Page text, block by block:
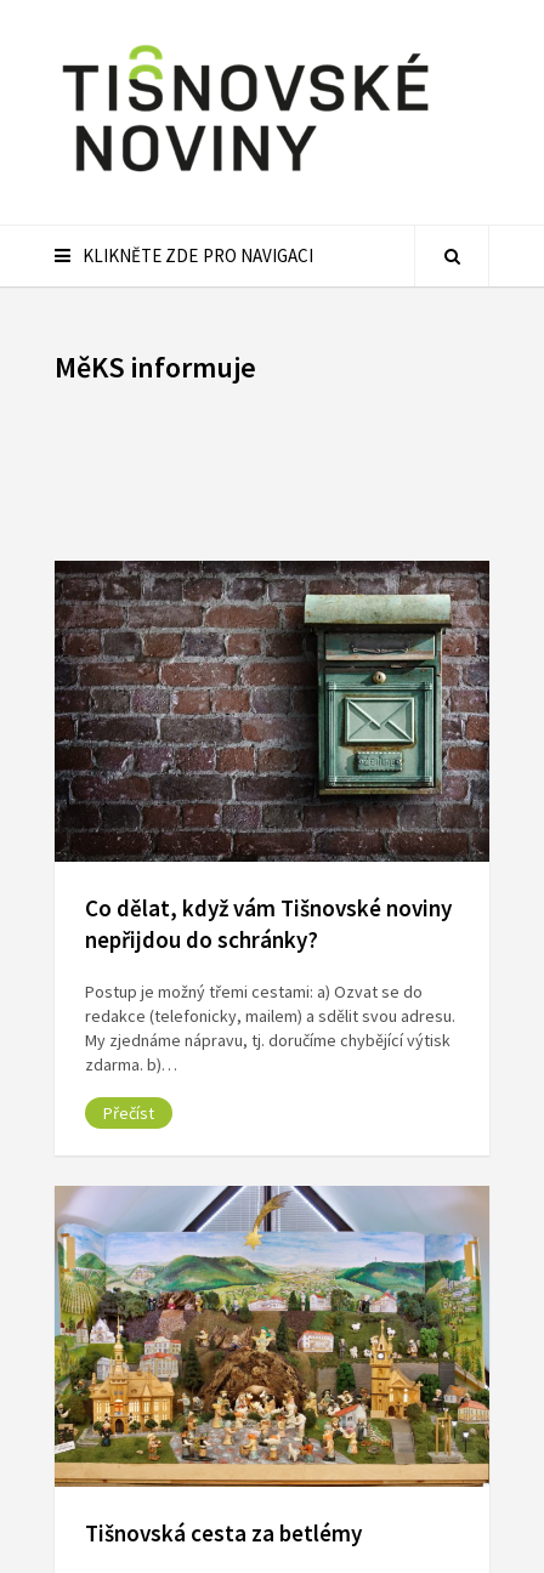
KLIKNĚTE ZDE PRO NAVIGACI
MěKS informuje
Co dělat, když vám Tišnovské noviny
nepřijdou do schránky?
Postup je možný třemi cestami: a) Ozvat se do
redakce (telefonicky, mailem) a sdělit svou adresu.
My zjednáme nápravu, tj. doručíme chybějící výtisk
zdarma. b)…
Přečíst
Tišnovská cesta za betlémy